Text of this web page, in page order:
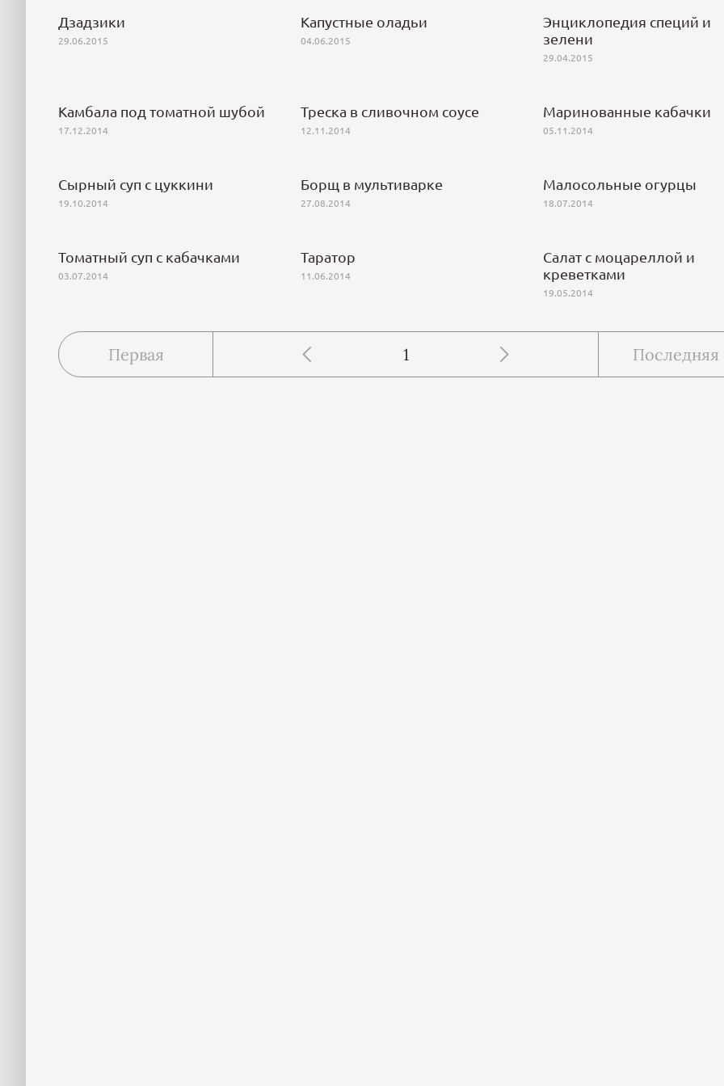
Дзадзики
29.06.2015
Капустные оладьи
04.06.2015
Энциклопедия специй и
зелени
29.04.2015
Камбала под томатной шубой
17.12.2014
Треска в сливочном соусе
12.11.2014
Маринованные кабачки
05.11.2014
Сырный суп с цуккини
19.10.2014
Борщ в мультиварке
27.08.2014
Малосольные огурцы
18.07.2014
Томатный суп с кабачками
03.07.2014
Таратор
11.06.2014
Салат с моцареллой и
креветками
19.05.2014
Первая 1 Последняя